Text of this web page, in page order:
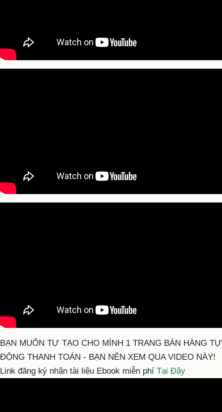
BẠN MUỐN TỰ TẠO CHO MÌNH 1 TRANG BÁN HÀNG TỰ
ĐỘNG THANH TOÁN - BẠN NÊN XEM QUA VIDEO NÀY!
Link đăng ký nhận tài liệu Ebook miễn phí Tại Đây